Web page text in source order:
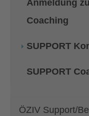
Anmeldung
Coaching
SUPPORT
SUPPORT
ÖZIV Support/